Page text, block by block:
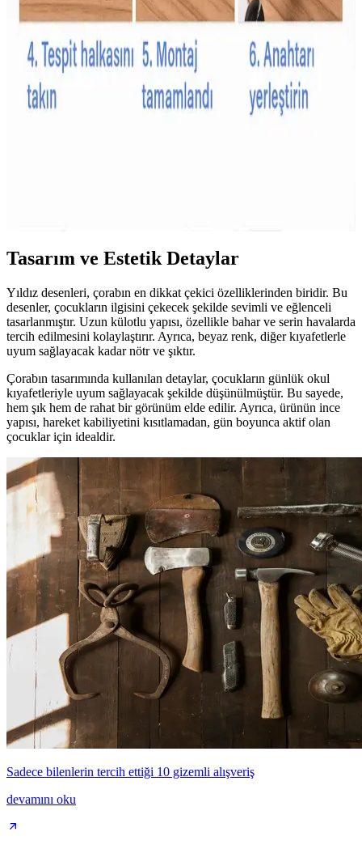
Bebekler İçin Güvenli ve Kullanışlı Emzik Zinciri
Seçim Rehberi
Bebeklerin hijyen ve güvenliği için uygun emzik zinciri seçimi
önemlidir. Güvenlik, malzeme kalitesi ve kullanım kolaylığı gibi
faktörler dikkate alınmalı, bebeğin yaşam kalitesini artıracak ürünler
tercih edilmelidir.
Tasarım ve Estetik Detaylar
Yıldız desenleri, çorabın en dikkat çekici özelliklerinden biridir. Bu
desenler, çocukların ilgisini çekecek şekilde sevimli ve eğlenceli
tasarlanmıştır. Uzun külotlu yapısı, özellikle bahar ve serin havalarda
tercih edilmesini kolaylaştırır. Ayrıca, beyaz renk, diğer kıyafetlerle
uyum sağlayacak kadar nötr ve şıktır.
Çorabın tasarımında kullanılan detaylar, çocukların günlük okul
kıyafetleriyle uyum sağlayacak şekilde düşünülmüştür. Bu sayede,
hem şık hem de rahat bir görünüm elde edilir. Ayrıca, ürünün ince
yapısı, hareket kabiliyetini kısıtlamadan, gün boyunca aktif olan
çocuklar için idealdir.
Sadece bilenlerin tercih ettiği 10 gizemli alışveriş
devamını oku